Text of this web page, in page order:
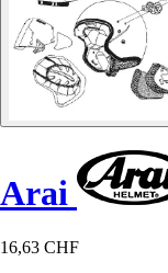
Arai
16,63 CHF